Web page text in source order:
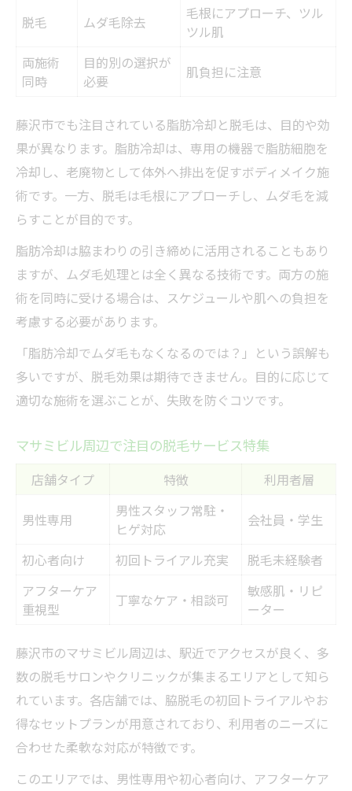
脱毛 ムダ毛除去
毛根にアプローチ、ツル
ツル肌
両施術
同時
目的別の選択が
必要
肌負担に注意
藤沢市でも注目されている脂肪冷却と脱毛は、目的や効
果が異なります。脂肪冷却は、専用の機器で脂肪細胞を
冷却し、老廃物として体外へ排出を促すボディメイク施
術です。一方、脱毛は毛根にアプローチし、ムダ毛を減
らすことが目的です。
脂肪冷却は脇まわりの引き締めに活用されることもあり
ますが、ムダ毛処理とは全く異なる技術です。両方の施
術を同時に受ける場合は、スケジュールや肌への負担を
考慮する必要があります。
「脂肪冷却でムダ毛もなくなるのでは？」という誤解も
多いですが、脱毛効果は期待できません。目的に応じて
適切な施術を選ぶことが、失敗を防ぐコツです。
マサミビル周辺で注目の脱毛サービス特集
店舗タイプ 特徴 利用者層
男性専用
男性スタッフ常駐・
ヒゲ対応
会社員・学生
初心者向け 初回トライアル充実
脱毛未経験者
アフターケア
重視型
丁寧なケア・相談可
敏感肌・リピ
ーター
藤沢市のマサミビル周辺は、駅近でアクセスが良く、多
数の脱毛サロンやクリニックが集まるエリアとして知ら
れています。各店舗では、脇脱毛の初回トライアルやお
得なセットプランが用意されており、利用者のニーズに
合わせた柔軟な対応が特徴です。
このエリアでは、男性専用や初心者向け、アフターケア